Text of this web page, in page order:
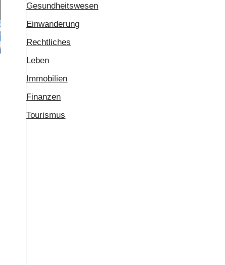
Gesundheitswesen
Einwanderung
Rechtliches
Leben
Immobilien
Finanzen
Tourismus